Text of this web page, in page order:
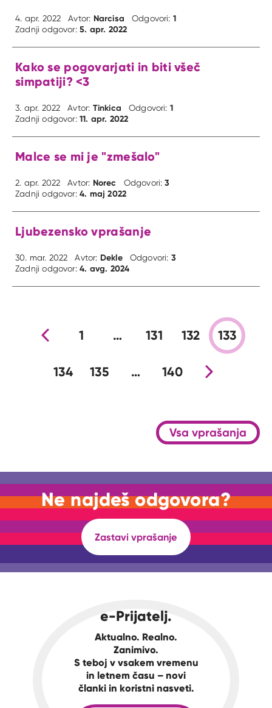
4. apr. 2022 Avtor: Narcisa Odgovori: 1
Zadnji odgovor:5. apr. 2022
Kako se pogovarjati in biti všeč
simpatiji? <3
3. apr. 2022 Avtor: Tinkica Odgovori: 1
Zadnji odgovor:11. apr. 2022
Malce se mi je "zmešalo"
2. apr. 2022 Avtor: Norec Odgovori:3
Zadnji odgovor:4. maj 2022
Ljubezensko vprašanje
30. mar. 2022 Avtor: Dekle Odgovori: 3
Zadnji odgovor:4. avg. 2024
Prejšnja stran
1 … 131 132 133
134 135 … 140Nova stran
Vsa vprašanja
Ne najdeš odgovora?
Zastavi vprašanje
e-Prijatelj.
Aktualno. Realno.
Zanimivo.
S teboj v vsakem vremenu
in letnem času – novi
članki in koristni nasveti.